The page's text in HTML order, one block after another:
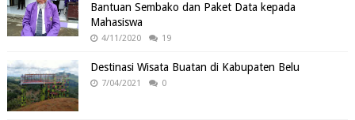
Bantuan Sembako dan Paket Data kepada
Mahasiswa
4/11/2020 19
Destinasi Wisata Buatan di Kabupaten Belu
7/04/2021 0